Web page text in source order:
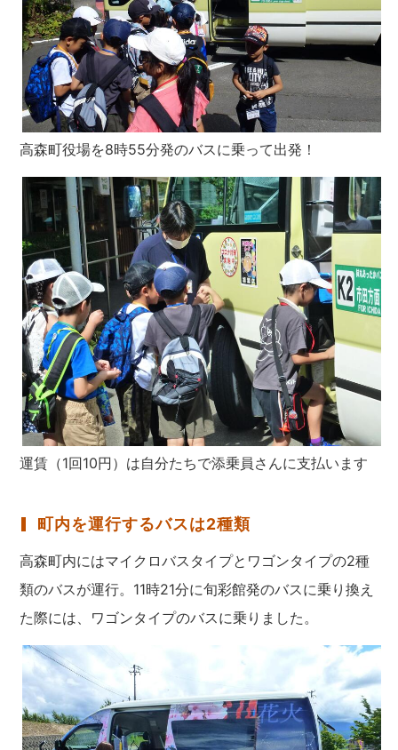
高森町役場を8時55分発のバスに乗って出発！
運賃（1回10円）は自分たちで添乗員さんに支払います
町内を運行するバスは2種類
高森町内にはマイクロバスタイプとワゴンタイプの2種
類のバスが運行。11時21分に旬彩館発のバスに乗り換え
た際には、ワゴンタイプのバスに乗りました。